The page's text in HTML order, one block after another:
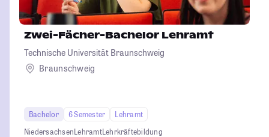
Zwei-Fächer-Bachelor Lehramt
Technische Universität Braunschweig
Braunschweig
Bachelor 6 Semester
Lehramt
NiedersachsenLehramtLehrkräftebildung